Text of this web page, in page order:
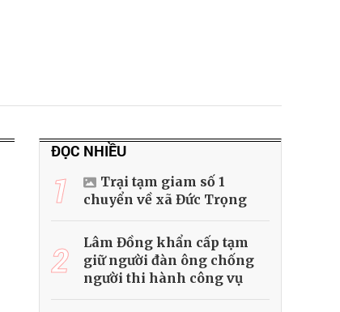
ĐỌC NHIỀU
1
Trại tạm giam số 1
chuyển về xã Đức Trọng
2
Lâm Đồng khẩn cấp tạm
giữ người đàn ông chống
người thi hành công vụ